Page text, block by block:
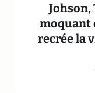
Johson,
moquant
recrée la